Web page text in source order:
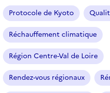
Protocole de Kyoto
Réchauffement climatique
Région Centre-Val de Loire
Rendez-vous régionaux